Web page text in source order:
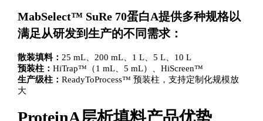
MabSelect™ SuRe 70蛋白A提供多种规格以
满足从研发到生产的不同需求：
散装填料： 25 mL、200 mL、1 L、5 L、10 L
预装柱： HiTrap™（1 mL、5 mL）、HiScreen™
生产级柱： ReadyToProcess™ 预装柱，支持定制化规模放
大
ProteinA层析填料产品优势